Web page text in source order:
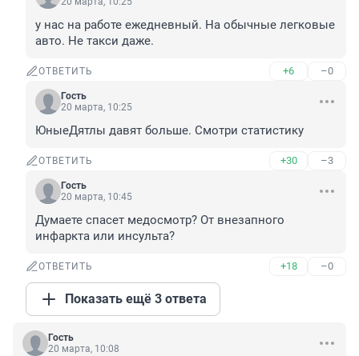
у нас на работе ежедневный. На обычные легковые
авто. Не такси даже.
ОТВЕТИТЬ +6 –0
Гость
20 марта, 10:25
ЮныеДятлы давят больше. Смотри статистику
ОТВЕТИТЬ +30 –3
Гость
20 марта, 10:45
Думаете спасет медосмотр? От внезапного
инфаркта или инсульта?
ОТВЕТИТЬ +18 –0
Показать ещё 3 ответа
Гость
20 марта, 10:08